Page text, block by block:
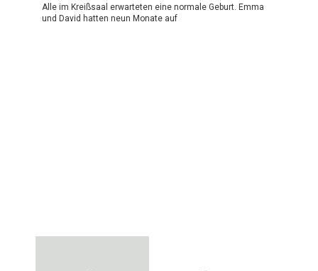
Alle im Kreißsaal erwarteten eine normale Geburt. Emma
und David hatten neun Monate auf